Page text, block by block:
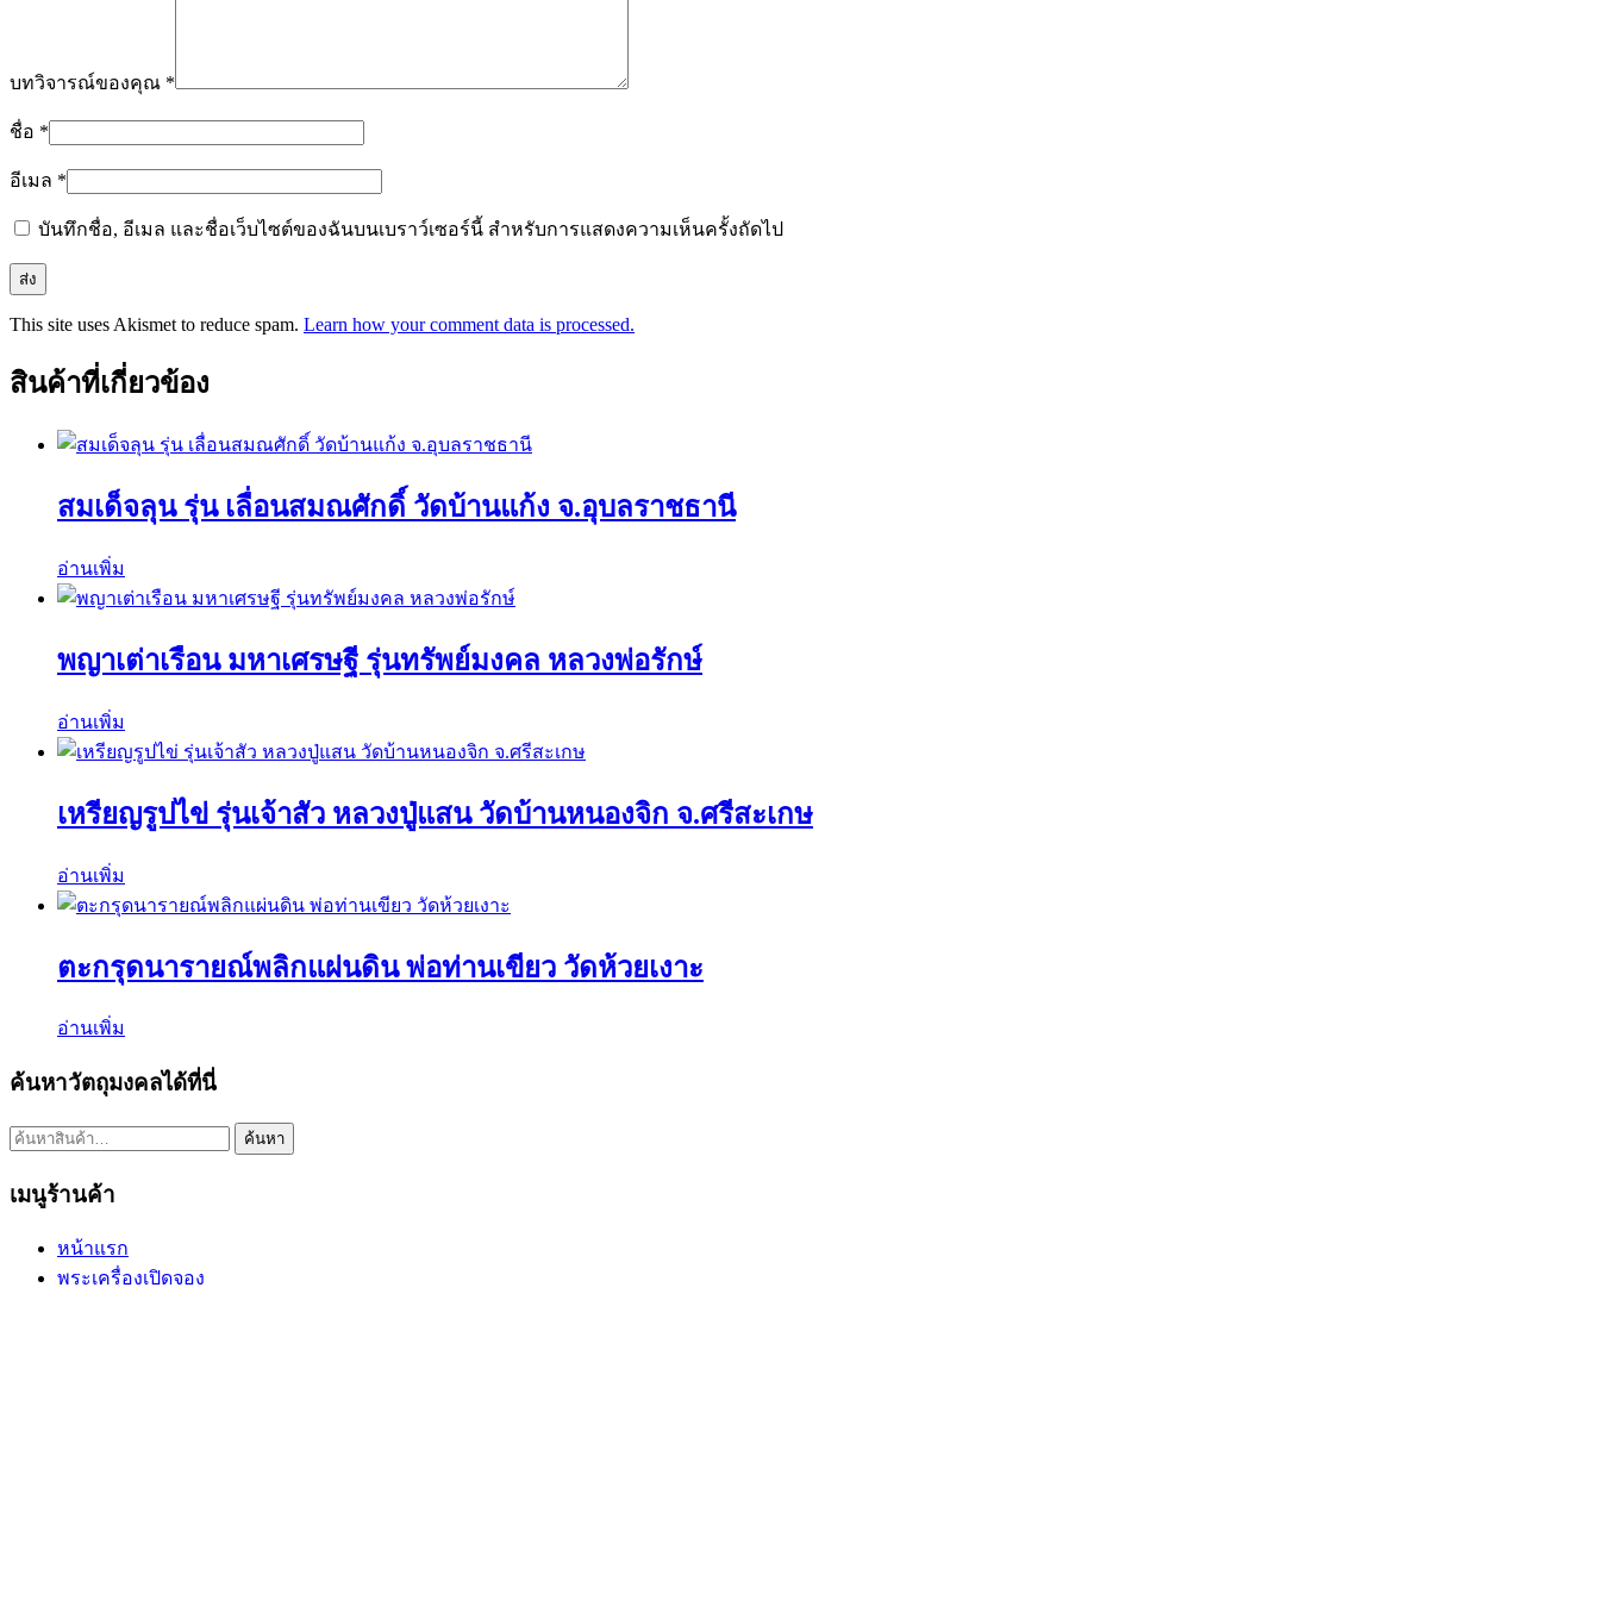
บทวิจารณ์ของคุณ *
ชื่อ *
อีเมล *
บันทึกชื่อ, อีเมล และชื่อเว็บไซต์ของฉันบนเบราว์เซอร์นี้ สำหรับการแสดงความเห็นครั้งถัดไป
This site uses Akismet to reduce spam. Learn how your comment data is processed.
สินค้าที่เกี่ยวข้อง
สมเด็จลุน รุ่น เลื่อนสมณศักดิ์ วัดบ้านแก้ง จ.อุบลราชธานี
อ่านเพิ่ม
พญาเต่าเรือน มหาเศรษฐี รุ่นทรัพย์มงคล หลวงพ่อรักษ์
อ่านเพิ่ม
เหรียญรูปไข่ รุ่นเจ้าสัว หลวงปู่แสน วัดบ้านหนองจิก จ.ศรีสะเกษ
อ่านเพิ่ม
ตะกรุดนารายณ์พลิกแผ่นดิน พ่อท่านเขียว วัดห้วยเงาะ
อ่านเพิ่ม
ค้นหาวัตถุมงคลได้ที่นี่
ค้นหา: ค้นหา
เมนูร้านค้า
หน้าแรก
พระเครื่องเปิดจอง